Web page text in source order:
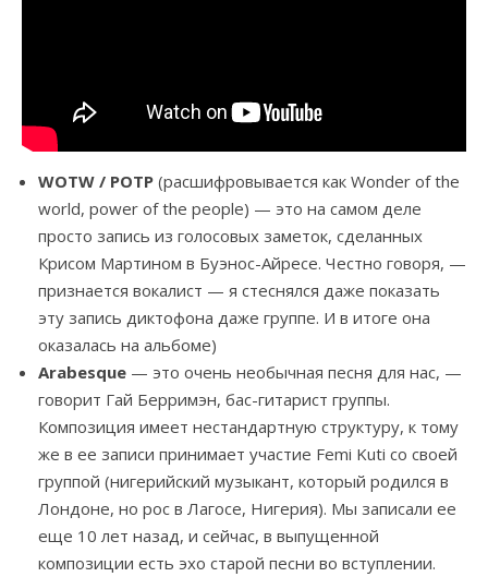
WOTW / POTP (расшифровывается как Wonder of the
world, power of the people) — это на самом деле
просто запись из голосовых заметок, сделанных
Крисом Мартином в Буэнос-Айресе. Честно говоря, —
признается вокалист — я стеснялся даже показать
эту запись диктофона даже группе. И в итоге она
оказалась на альбоме)
Arabesque — это очень необычная песня для нас, —
говорит Гай Берримэн, бас-гитарист группы.
Композиция имеет нестандартную структуру, к тому
же в ее записи принимает участие Femi Kuti со своей
группой (нигерийский музыкант, который родился в
Лондоне, но рос в Лагосе, Нигерия). Мы записали ее
еще 10 лет назад, и сейчас, в выпущенной
композиции есть эхо старой песни во вступлении.